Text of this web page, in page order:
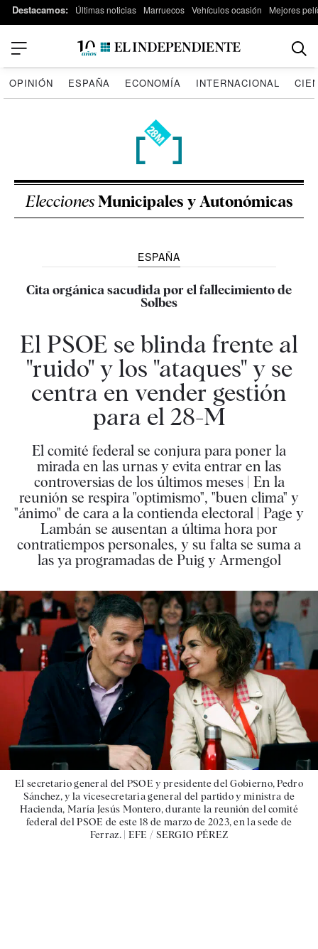
Destacamos: Últimas noticias Marruecos Vehículos ocasión Mejores
OPINIÓN ESPAÑA ECONOMÍA INTERNACIONAL
EleccionesMunicipales y Autonómicas
ESPAÑA
Cita orgánica sacudida por el fallecimiento de
Solbes
El PSOE se blinda frente al
"ruido" y los "ataques" y se
centra en vender gestión
para el 28-M
El comité federal se conjura para poner la
mirada en las urnas y evita entrar en las
controversias de los últimos meses | En la
reunión se respira "optimismo", "buen clima" y
"ánimo" de cara a la contienda electoral | Page y
Lambán se ausentan a última hora por
contratiempos personales, y su falta se suma a
las ya programadas de Puig y Armengol
El secretario general del PSOE y presidente del Gobierno, Pedro
Sánchez, y la vicesecretaria general del partido y ministra de
Hacienda, María Jesús Montero, durante la reunión del comité
federal del PSOE de este 18 de marzo de 2023, en la sede de
Ferraz. | EFE / SERGIO PÉREZ